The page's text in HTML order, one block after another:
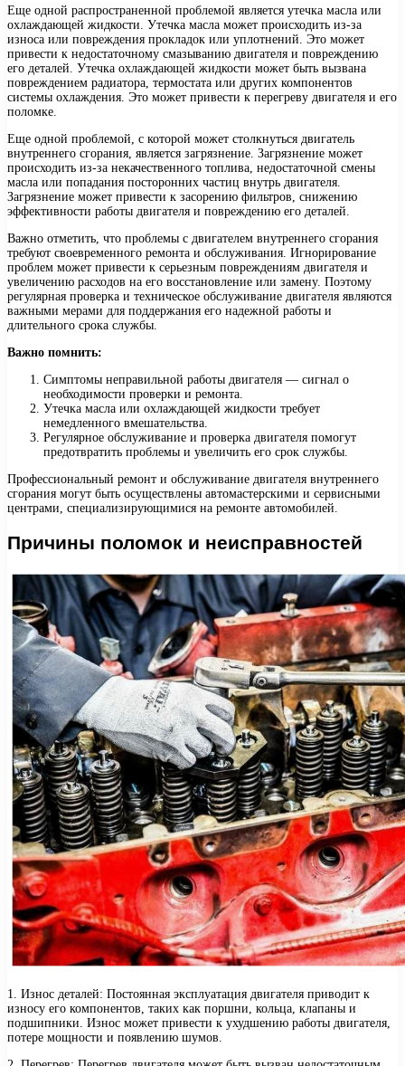
Еще одной распространенной проблемой является утечка масла или
охлаждающей жидкости. Утечка масла может происходить из-за
износа или повреждения прокладок или уплотнений. Это может
привести к недостаточному смазыванию двигателя и повреждению
его деталей. Утечка охлаждающей жидкости может быть вызвана
повреждением радиатора, термостата или других компонентов
системы охлаждения. Это может привести к перегреву двигателя и его
поломке.
Еще одной проблемой, с которой может столкнуться двигатель
внутреннего сгорания, является загрязнение. Загрязнение может
происходить из-за некачественного топлива, недостаточной смены
масла или попадания посторонних частиц внутрь двигателя.
Загрязнение может привести к засорению фильтров, снижению
эффективности работы двигателя и повреждению его деталей.
Важно отметить, что проблемы с двигателем внутреннего сгорания
требуют своевременного ремонта и обслуживания. Игнорирование
проблем может привести к серьезным повреждениям двигателя и
увеличению расходов на его восстановление или замену. Поэтому
регулярная проверка и техническое обслуживание двигателя являются
важными мерами для поддержания его надежной работы и
длительного срока службы.
Важно помнить:
Симптомы неправильной работы двигателя — сигнал о
необходимости проверки и ремонта.
Утечка масла или охлаждающей жидкости требует
немедленного вмешательства.
Регулярное обслуживание и проверка двигателя помогут
предотвратить проблемы и увеличить его срок службы.
Профессиональный ремонт и обслуживание двигателя внутреннего
сгорания могут быть осуществлены автомастерскими и сервисными
центрами, специализирующимися на ремонте автомобилей.
Причины поломок и неисправностей
1. Износ деталей: Постоянная эксплуатация двигателя приводит к
износу его компонентов, таких как поршни, кольца, клапаны и
подшипники. Износ может привести к ухудшению работы двигателя,
потере мощности и появлению шумов.